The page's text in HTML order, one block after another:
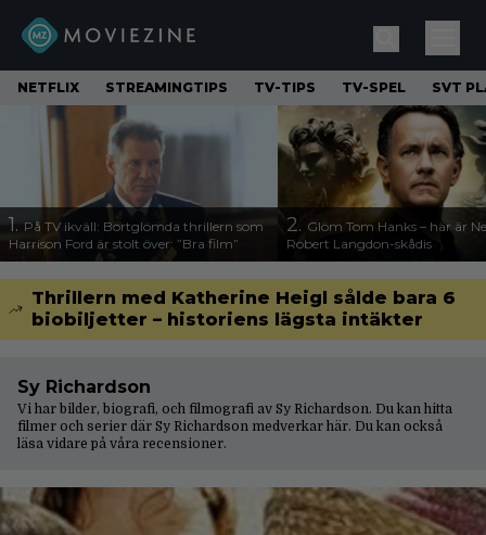
NETFLIX STREAMINGTIPS TV-TIPS TV-SPEL SVT
1. På TV ikväll: Bortglömda thrillern som
Harrison Ford är stolt över: ”Bra film”
2. Glöm Tom Hanks – här är
Robert Langdon-skådis
Thrillern med Katherine Heigl sålde bara 6
biobiljetter – historiens lägsta intäkter
Sy Richardson
Vi har bilder, biografi, och filmografi av Sy Richardson. Du kan hitta
filmer och serier där Sy Richardson medverkar här. Du kan också
läsa vidare på våra recensioner.